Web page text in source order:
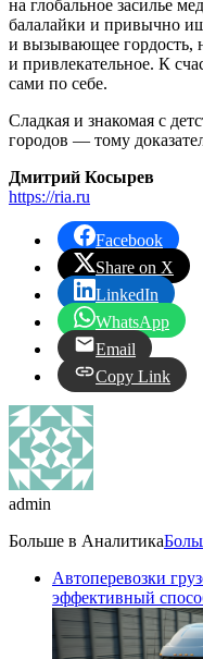
на глобальное засилье
балалайки и привычно
и вызывающее гордость,
и привлекательное. К
сами по себе.
Сладкая и знакомая с
городов — тому
Дмитрий Косырев
https://ria.ru
Facebook
Share on X
LinkedIn
WhatsApp
Email
Copy Link
admin
Больше в Аналитика
Автоперевозки
эффективный